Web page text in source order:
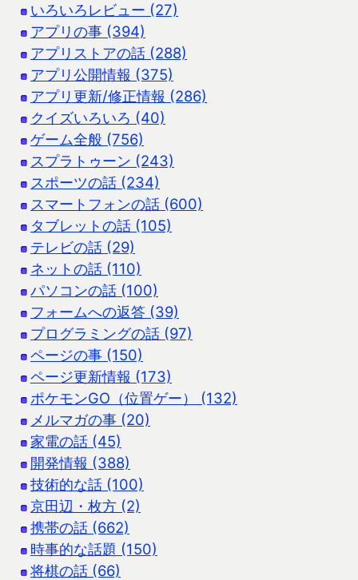
いろいろレビュー (27)
アプリの事 (394)
アプリストアの話 (288)
アプリ公開情報 (375)
アプリ更新/修正情報 (286)
クイズいろいろ (40)
ゲーム全般 (756)
スプラトゥーン (243)
スポーツの話 (234)
スマートフォンの話 (600)
タブレットの話 (105)
テレビの話 (29)
ネットの話 (110)
パソコンの話 (100)
フォームへの返答 (39)
プログラミングの話 (97)
ページの事 (150)
ページ更新情報 (173)
ポケモンGO（位置ゲー） (132)
メルマガの事 (20)
家電の話 (45)
開発情報 (388)
技術的な話 (100)
京田辺・枚方 (2)
携帯の話 (662)
時事的な話題 (150)
将棋の話 (66)